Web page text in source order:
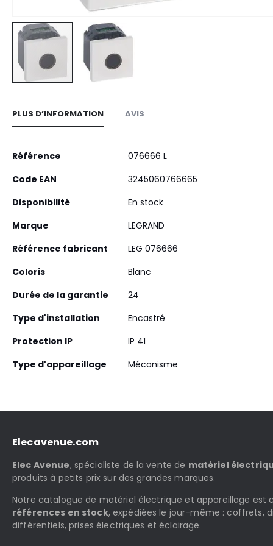
the
the
images
PLUS D’INFORMATION
Plus
Référence
076666 L
Code EAN
3245060766665
Disponibilité
En stock
Marque
LEGRAND
Référence fabricant
LEG 076666
Coloris
Blanc
Durée de la garantie
24
Type d'installation
Encastré
Protection IP
IP 41
Type d'appareillage
Mécanisme
AVIS
Elecavenue.com
Elec Avenue, spécialiste de la vente de matériel
produits à petits prix sur des grandes marques.
Notre catalogue de matériel électrique et appareillage est
références en stock, expédiées le jour-même : coffrets,
différentiels, prises électriques et éclairage.